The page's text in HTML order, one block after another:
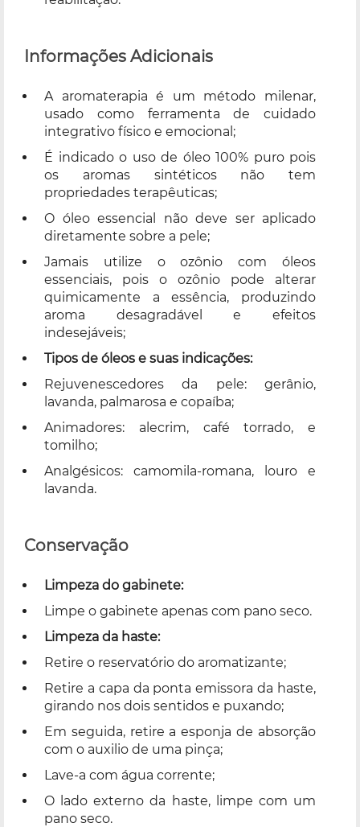
Informações Adicionais
A aromaterapia é um método milenar,
usado como ferramenta de cuidado
integrativo físico e emocional;
É indicado o uso de óleo 100% puro pois
os aromas sintéticos não tem
propriedades terapêuticas;
O óleo essencial não deve ser aplicado
diretamente sobre a pele;
Jamais utilize o ozônio com óleos
essenciais, pois o ozônio pode alterar
quimicamente a essência, produzindo
aroma desagradável e efeitos
indesejáveis;
Tipos de óleos e suas indicações:
Rejuvenescedores da pele: gerânio,
lavanda, palmarosa e copaíba;
Animadores: alecrim, café torrado, e
tomilho;
Analgésicos: camomila-romana, louro e
lavanda.
Conservação
Limpeza do gabinete:
Limpe o gabinete apenas com pano seco.
Limpeza da haste:
Retire o reservatório do aromatizante;
Retire a capa da ponta emissora da haste,
girando nos dois sentidos e puxando;
Em seguida, retire a esponja de absorção
com o auxilio de uma pinça;
Lave-a com água corrente;
O lado externo da haste, limpe com um
pano seco.